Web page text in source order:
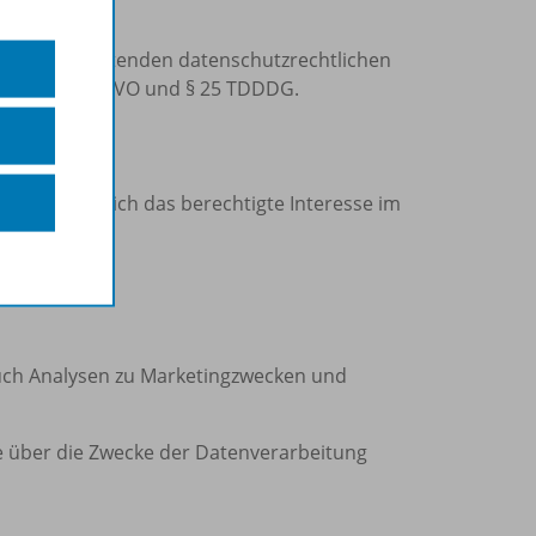
geltenden datenschutzrechtlichen
6 DS-GVO und § 25 TDDDG.
zugleich das berechtigte Interesse im
Analysen zu Marketingzwecken und
die Zwecke der Datenverarbeitung